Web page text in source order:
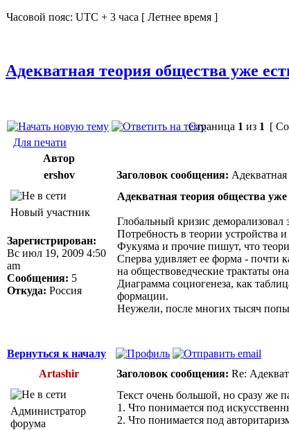
Часовой пояс: UTC + 3 часа [ Летнее время ]
Адекватная теория общества уже
Страница 1 из 1 [
Для печати
Автор
ershov
Заголовок сообщения:
Новый участник
Зарегистрирован:
Вс июл 19, 2009 4:50
am
Сообщения: 5
Откуда: Россия
Адекватная теория общества уже
Глобальный кризис деморализовал
Потребность в теории устройства
Фукуяма и прочие пишут, что
Сперва удивляет ее форма - почти
на обществоведческие трактаты
Диаграмма социогенеза, как
формации.
Неужели, после многих тысяч
Вернуться к началу
Artashir
Заголовок сообщения: Re:
Администратор
форума
Текст очень большой, но сразу же
1. Что понимается под
2. Что понимается под